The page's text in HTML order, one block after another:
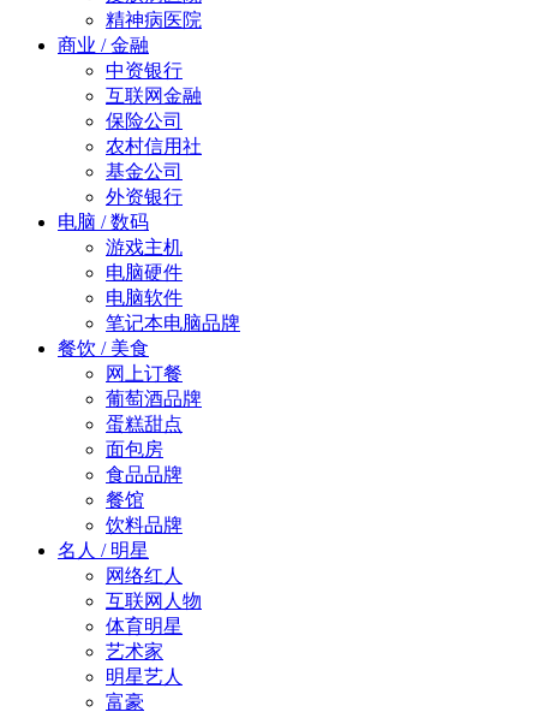
精神病医院
商业 / 金融
中资银行
互联网金融
保险公司
农村信用社
基金公司
外资银行
电脑 / 数码
游戏主机
电脑硬件
电脑软件
笔记本电脑品牌
餐饮 / 美食
网上订餐
葡萄酒品牌
蛋糕甜点
面包房
食品品牌
餐馆
饮料品牌
名人 / 明星
网络红人
互联网人物
体育明星
艺术家
明星艺人
富豪